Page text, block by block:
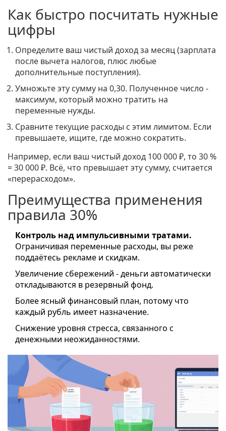
Как быстро посчитать нужные
цифры
Определите ваш чистый доход за месяц (зарплата
после вычета налогов, плюс любые
дополнительные поступления).
Умножьте эту сумму на 0,30. Полученное число -
максимум, который можно тратить на
переменные нужды.
Сравните текущие расходы с этим лимитом. Если
превышаете, ищите, где можно сократить.
Например, если ваш чистый доход 100 000 ₽, то 30 %
= 30 000 ₽. Всё, что превышает эту сумму, считается
«перерасходом».
Преимущества применения
правила 30%
Контроль над импульсивными тратами.
Ограничивая переменные расходы, вы реже
поддаётесь рекламе и скидкам.
Увеличениесбережений - деньги автоматически
откладываются в резервный фонд.
Более ясный финансовый план, потому что
каждый рубль имеет назначение.
Снижение уровня стресса, связанного с
денежными неожиданностями.